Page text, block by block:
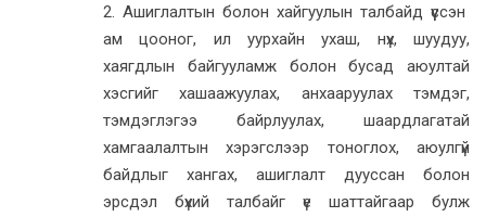
2. Ашиглалтын болон хайгуулын талбайд үүссэн
ам цооног, ил уурхайн ухаш, нүх, шуудуу,
хаягдлын байгууламж болон бусад аюултай
хэсгийг хашаажуулах, анхааруулах тэмдэг,
тэмдэглэгээ байрлуулах, шаардлагатай
хамгаалалтын хэрэгслээр тоноглох, аюулгүй
байдлыг хангах, ашиглалт дууссан болон
эрсдэл бүхий талбайг үе шаттайгаар булж